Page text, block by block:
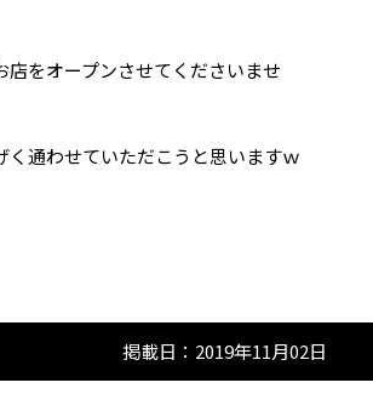
をオープンさせてくださいませ
く通わせていただこうと思いますｗ
掲載日：2019年11月02日